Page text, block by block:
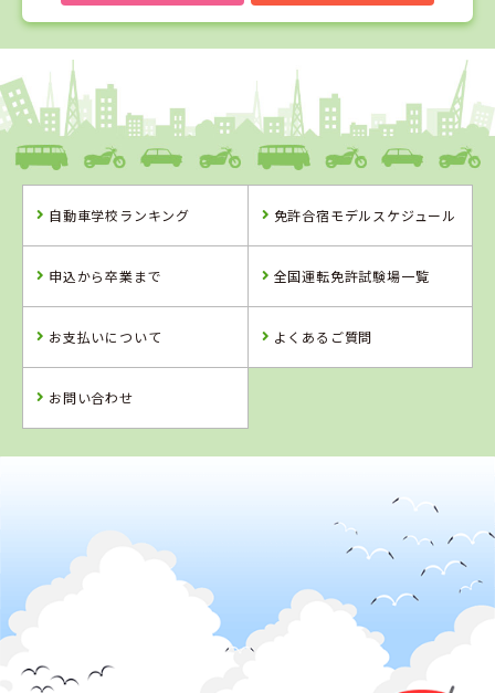
1
愛媛県
八幡浜自動車教習所
詳 細 予 約
習所
詳 細
詳 細
校
詳 細
4位
鳥取県
5
高知県
すくも自動車学
愛媛県
宇摩自動車教習
自動車学校ランキング 免許合宿モデルスケジュール
申込から卒業まで 全国運転免許試験場一覧
お支払いについて よくあるご質問
お問い合わせ